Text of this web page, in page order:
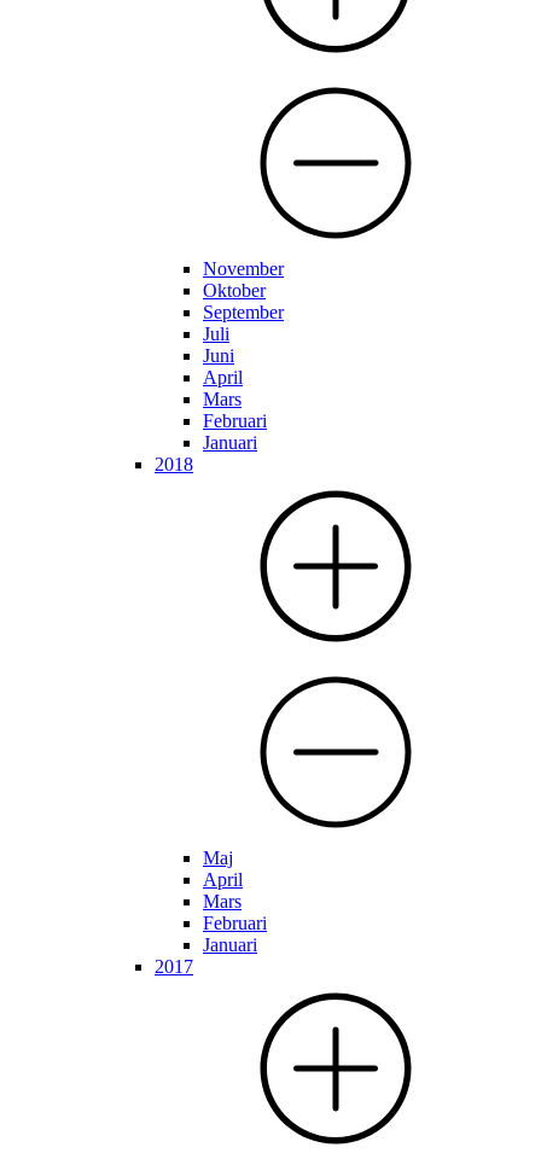
November
Oktober
September
Juli
Juni
April
Mars
Februari
Januari
2018
Maj
April
Mars
Februari
Januari
2017